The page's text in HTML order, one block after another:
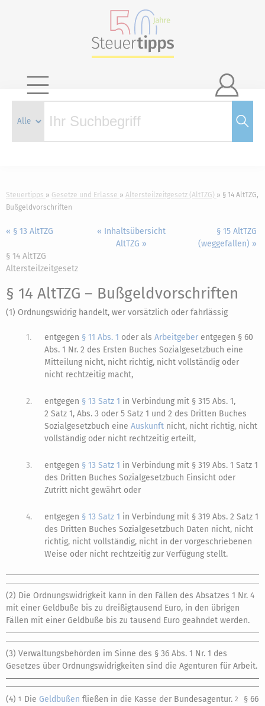

Steuertipps Gesetze und Erlasse Altersteilzeitgesetz (AltTZG)
§ 14 AltTZG,
Bußgeldvorschriften
« § 13 AltTZG
« Inhaltsübersicht
AltTZG »
§ 15 AltTZG
(weggefallen) »
§ 14 AltTZG
Altersteilzeitgesetz
§ 14 AltTZG – Bußgeldvorschriften
(1) Ordnungswidrig handelt, wer vorsätzlich oder fahrlässig
1. entgegen § 11 Abs. 1 oder alsArbeitgeber entgegen § 60
Abs. 1 Nr. 2 des Ersten Buches Sozialgesetzbuch eine
Mitteilung nicht, nicht richtig, nicht vollständig oder
nicht rechtzeitig macht,
2. entgegen § 13 Satz 1 in Verbindung mit § 315 Abs. 1,
2 Satz 1, Abs. 3 oder 5 Satz 1 und 2 des Dritten Buches
Sozialgesetzbuch eineAuskunft nicht, nicht richtig, nicht
vollständig oder nicht rechtzeitig erteilt,
3. entgegen § 13 Satz 1 in Verbindung mit § 319 Abs. 1 Satz 1
des Dritten Buches Sozialgesetzbuch Einsicht oder
Zutritt nicht gewährt oder
4. entgegen § 13 Satz 1 in Verbindung mit § 319 Abs. 2 Satz 1
des Dritten Buches Sozialgesetzbuch Daten nicht, nicht
richtig, nicht vollständig, nicht in der vorgeschriebenen
Weise oder nicht rechtzeitig zur Verfügung stellt.
(2) Die Ordnungswidrigkeit kann in den Fällen des Absatzes 1 Nr. 4
mit einer Geldbuße bis zu dreißigtausend Euro, in den übrigen
Fällen mit einer Geldbuße bis zu tausend Euro geahndet werden.
(3) Verwaltungsbehörden im Sinne des § 36 Abs. 1 Nr. 1 des
Gesetzes über Ordnungswidrigkeiten sind die Agenturen für Arbeit.
(4) 1 Die Geldbußen fließen in die Kasse der Bundesagentur. 2
§ 66